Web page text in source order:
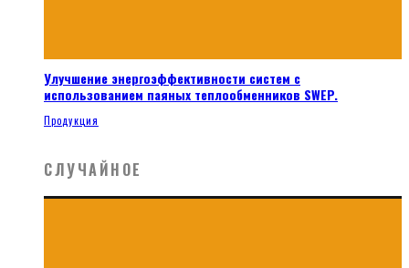
Улучшение энергоэффективности систем с
использованием паяных теплообменников SWEP.
Продукция
СЛУЧАЙНОЕ